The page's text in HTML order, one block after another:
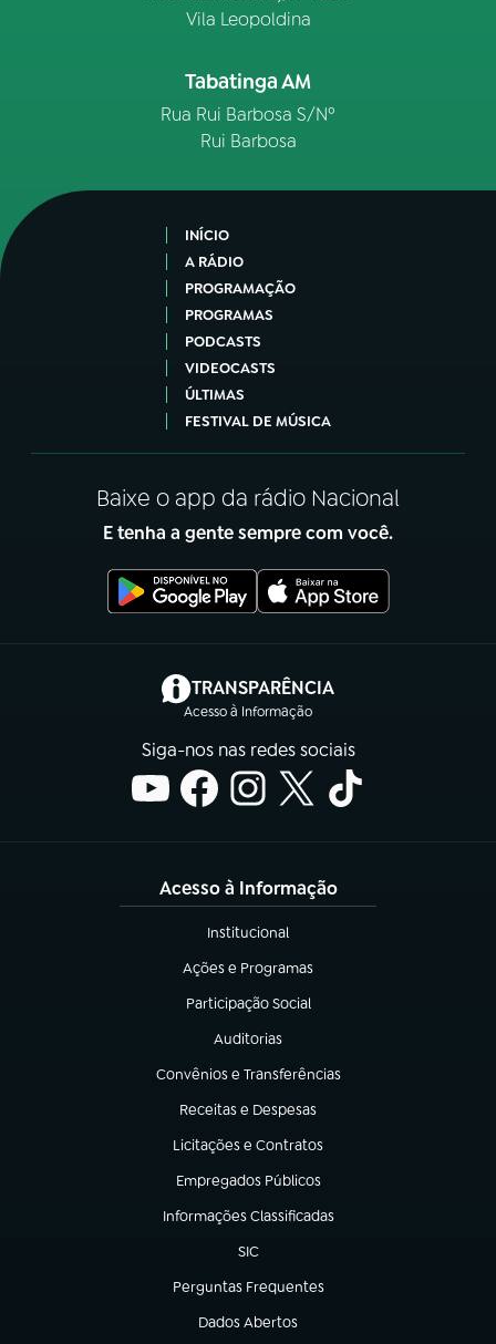
Vila Leopoldina
Tabatinga AM
Rua Rui Barbosa S/Nº
Rui Barbosa
INÍCIO
A RÁDIO
PROGRAMAÇÃO
PROGRAMAS
PODCASTS
VIDEOCASTS
ÚLTIMAS
FESTIVAL DE MÚSICA
Baixe o app da rádio Nacional
E tenha a gente sempre com você.
TRANSPARÊNCIA
Acesso à Informação
(abre em nova aba)
Siga-nos nas redes sociais
Acesso à Informação
Institucional
(abre em nova aba)
Ações e Programas
(abre em nova aba)
Participação Social
(abre em nova aba)
Auditorias
(abre em nova aba)
Convênios e Transferências
(abre em nova aba)
Receitas e Despesas
(abre em nova aba)
Licitações e Contratos
(abre em nova aba)
Empregados Públicos
(abre em nova aba)
Informações Classificadas
(abre em nova aba)
SIC
(abre em nova aba)
Perguntas Frequentes
(abre em nova aba)
Dados Abertos
(abre em nova aba)